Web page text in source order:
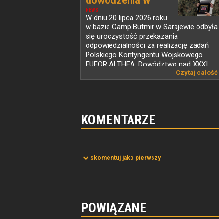
NEWS
PKW...
W dniu 20 lipca 2026 roku
w bazie Camp Butmir w Sarajewie odbyła
się uroczystość przekazania
odpowiedzialności za realizację zadań
Polskiego Kontyngentu Wojskowego
EUFOR ALTHEA. Dowództwo nad XXXI...
Czytaj całość
KOMENTARZE
skomentuj jako pierwszy
POWIĄZANE